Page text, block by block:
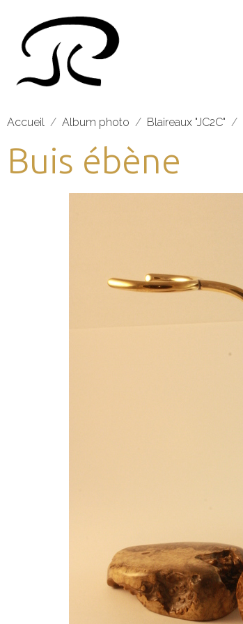
Accueil Album photo Blaireaux "JC2C"
Buis ébène